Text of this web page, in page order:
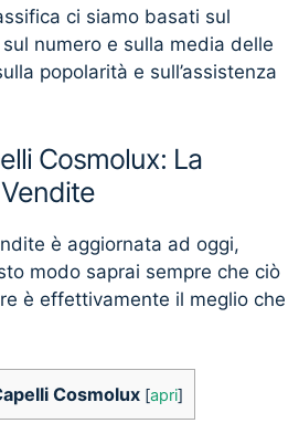
ci siamo basati sul
numero e sulla media delle
popolarità e sull’assistenza
Cosmolux: La
è aggiornata ad oggi,
modo saprai sempre che ciò
è effettivamente il meglio che
Cosmolux [apri]